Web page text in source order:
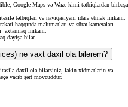
Google Maps və Waze kimi tətbiqlərdən birbaşa
tətbiqləri və naviqasiyanı idarə etmək imkanı.
haqqında məlumatları və sürət kameraları
axtarmaq imkanı.
dəyişə bilər.
nə vaxt daxil ola bilərəm?
daxil ola bilərsiniz, lakin xidmətlərin və
vacib şərt mövcuddur.